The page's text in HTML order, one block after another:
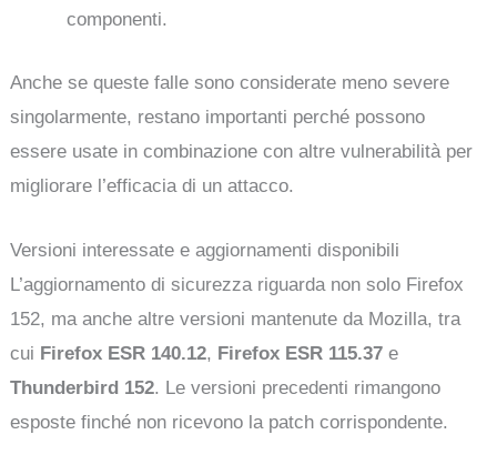
componenti.
Anche se queste falle sono considerate meno severe
singolarmente, restano importanti perché possono
essere usate in combinazione con altre vulnerabilità per
migliorare l’efficacia di un attacco.
Versioni interessate e aggiornamenti disponibili
L’aggiornamento di sicurezza riguarda non solo Firefox
152, ma anche altre versioni mantenute da Mozilla, tra
cui Firefox ESR 140.12, Firefox ESR 115.37 e
Thunderbird 152. Le versioni precedenti rimangono
esposte finché non ricevono la patch corrispondente.